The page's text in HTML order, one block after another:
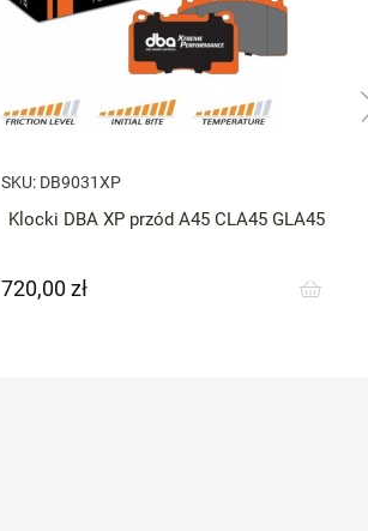
SKU: DB9031XP
Klocki DBA XP przód A45 CLA45 GLA45
Cena
720,00 zł